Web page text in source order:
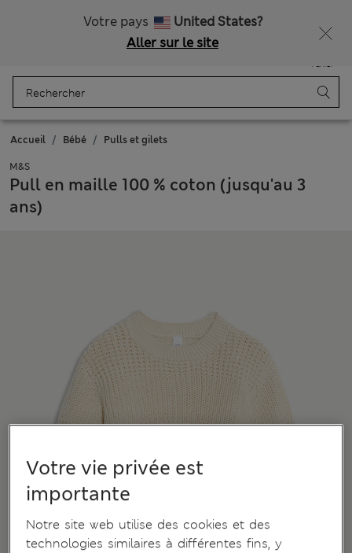
Votre pays
United States?
Aller sur le site
Panier
Accueil Bébé Pulls et gilets
M&S
Pull en maille 100 % coton (jusqu'au 3
ans)
Votre vie privée est
importante
Notre site web utilise des cookies et des
technologies similaires à différentes fins, y